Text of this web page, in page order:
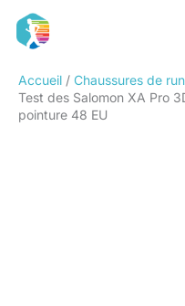
Accueil
Chaussures de
Test des Salomon XA Pro
pointure 48 EU
Rechercher